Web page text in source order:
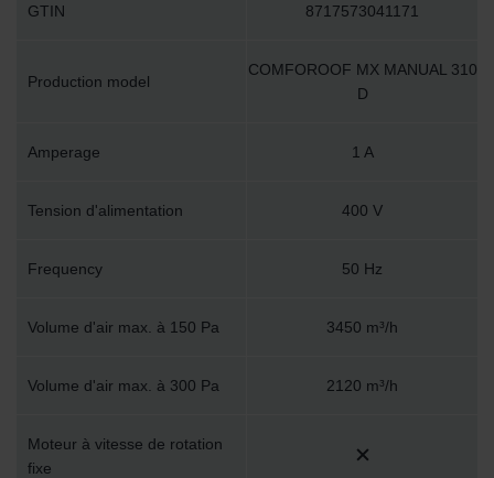
GTIN 8717573041171
Production model
COMFOROOF MX MANUAL 310
D
Amperage 1 A
Tension d'alimentation 400 V
Frequency 50 Hz
Volume d'air max. à 150 Pa 3450 m³/h
Volume d'air max. à 300 Pa 2120 m³/h
Moteur à vitesse de rotation
fixe